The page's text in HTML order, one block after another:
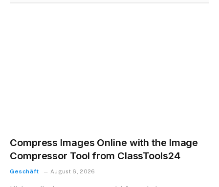
Compress Images Online with the Image
Compressor Tool from ClassTools24
Geschäft August 6, 2026